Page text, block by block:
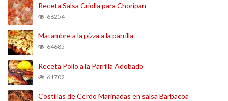
Receta Salsa Criolla para Choripan
66254
Matambre a la pizza a la parrilla
64685
Receta Pollo a la Parrilla Adobado
61702
Costillas de Cerdo Marinadas en salsa Barbacoa